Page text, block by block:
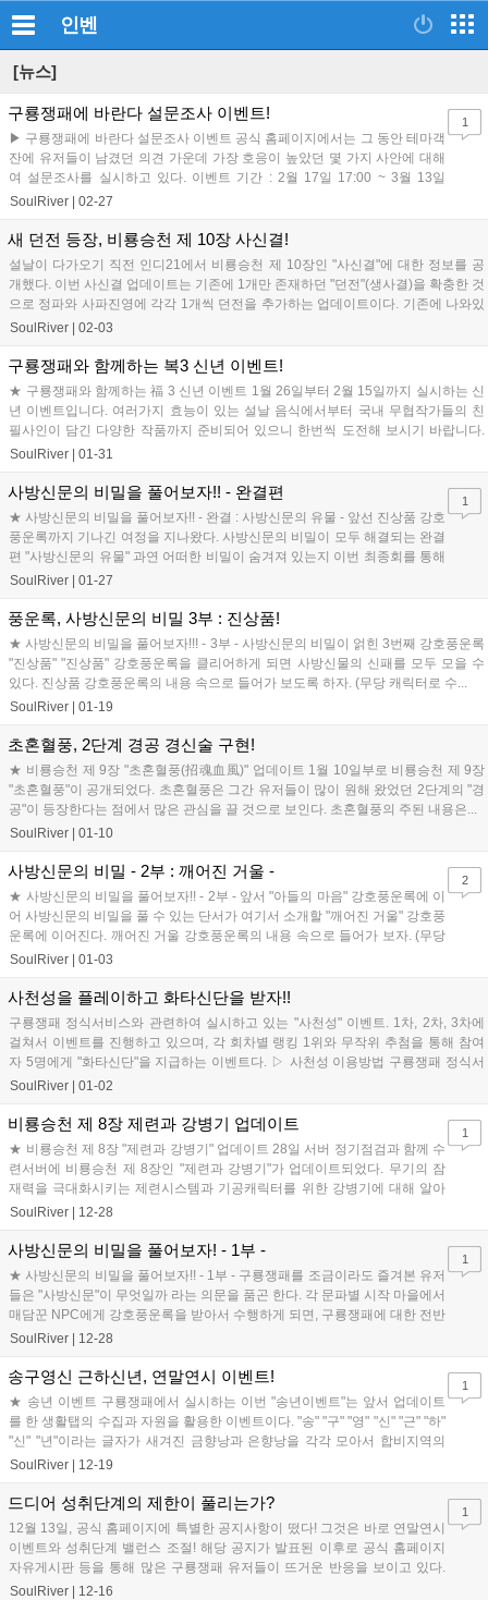
인벤
[뉴스]
구룡쟁패에 바란다 설문조사 이벤트!
▶ 구룡쟁패에 바란다 설문조사 이벤트 공식 홈페이지에서는 그 동안 테마객
잔에 유저들이 남겼던 의견 가운데 가장 호응이 높았던 몇 가지 사안에 대해
여 설문조사를 실시하고 있다. 이벤트 기간 : 2월 17일 17:00 ~ 3월 13일
17:00 당첨자 ...
SoulRiver 02-27
1
새 던전 등장, 비룡승천 제 10장 사신결!
설날이 다가오기 직전 인디21에서 비룡승천 제 10장인 "사신결"에 대한 정보를 공
개했다. 이번 사신결 업데이트는 기존에 1개만 존재하던 "던전"(생사결)을 확충한 것
으로 정파와 사파진영에 각각 1개씩 던전을 추가하는 업데이트이다. 기존에 나와있
던 ...
SoulRiver 02-03
구룡쟁패와 함께하는 복3 신년 이벤트!
★ 구룡쟁패와 함께하는 福 3 신년 이벤트 1월 26일부터 2월 15일까지 실시하는 신
년 이벤트입니다. 여러가지 효능이 있는 설날 음식에서부터 국내 무협작가들의 친
필사인이 담긴 다양한 작품까지 준비되어 있으니 한번씩 도전해 보시기 바랍니다.
구룡쟁패...
SoulRiver 01-31
사방신문의 비밀을 풀어보자!! - 완결편
★ 사방신문의 비밀을 풀어보자!! - 완결 : 사방신문의 유물 - 앞선 진상품 강호
풍운록까지 기나긴 여정을 지나왔다. 사방신문의 비밀이 모두 해결되는 완결
편 "사방신문의 유물" 과연 어떠한 비밀이 숨겨져 있는지 이번 최종회를 통해
서 알아보도록 하자. ...
SoulRiver 01-27
1
풍운록, 사방신문의 비밀 3부 : 진상품!
★ 사방신문의 비밀을 풀어보자!!! - 3부 - 사방신문의 비밀이 얽힌 3번째 강호풍운록
"진상품" "진상품" 강호풍운록을 클리어하게 되면 사방신물의 신패를 모두 모을 수
있다. 진상품 강호풍운록의 내용 속으로 들어가 보도록 하자. (무당 캐릭터로 수...
SoulRiver
01-19
초혼혈풍, 2단계 경공 경신술 구현!
★ 비룡승천 제 9장 "초혼혈풍(招魂血風)" 업데이트 1월 10일부로 비룡승천 제 9장
"초혼혈풍"이 공개되었다. 초혼혈풍은 그간 유저들이 많이 원해 왔었던 2단계의 "경
공"이 등장한다는 점에서 많은 관심을 끌 것으로 보인다. 초혼혈풍의 주된 내용은...
SoulRiver
01-10
사방신문의 비밀 - 2부 : 깨어진 거울 -
★ 사방신문의 비밀을 풀어보자!! - 2부 - 앞서 "아들의 마음" 강호풍운록에 이
어 사방신문의 비밀을 풀 수 있는 단서가 여기서 소개할 "깨어진 거울" 강호풍
운록에 이어진다. 깨어진 거울 강호풍운록의 내용 속으로 들어가 보자. (무당
캐릭터로 수행했...
SoulRiver 01-03
2
사천성을 플레이하고 화타신단을 받자!!
구룡쟁패 정식서비스와 관련하여 실시하고 있는 "사천성" 이벤트. 1차, 2차, 3차에
걸쳐서 이벤트를 진행하고 있으며, 각 회차별 랭킹 1위와 무작위 추첨을 통해 참여
자 5명에게 "화타신단"을 지급하는 이벤트다. ▷ 사천성 이용방법 구룡쟁패 정식서
비...
SoulRiver 01-02
비룡승천 제 8장 제련과 강병기 업데이트
★ 비룡승천 제 8장 "제련과 강병기" 업데이트 28일 서버 정기점검과 함께 수
련서버에 비룡승천 제 8장인 "제련과 강병기"가 업데이트되었다. 무기의 잠
재력을 극대화시키는 제련시스템과 기공캐릭터를 위한 강병기에 대해 알아
보도록 하자. ▶ 제련이란? ...
SoulRiver 12-28
1
사방신문의 비밀을 풀어보자! - 1부 -
★ 사방신문의 비밀을 풀어보자!! - 1부 - 구룡쟁패를 조금이라도 즐겨본 유저
들은 "사방신문"이 무엇일까 라는 의문을 품곤 한다. 각 문파별 시작 마을에서
매담꾼 NPC에게 강호풍운록을 받아서 수행하게 되면, 구룡쟁패에 대한 전반
적인 시대흐름과 사방...
SoulRiver 12-28
1
송구영신 근하신년, 연말연시 이벤트!
★ 송년 이벤트 구룡쟁패에서 실시하는 이번 "송년이벤트"는 앞서 업데이트
를 한 생활탭의 수집과 자원을 활용한 이벤트이다. "송" "구" "영" "신" "근" "하"
"신" "년"이라는 글자가 새겨진 금향낭과 은향낭을 각각 모아서 합비지역의
NPC에게 ...
SoulRiver 12-19
1
드디어 성취단계의 제한이 풀리는가?
12월 13일, 공식 홈페이지에 특별한 공지사항이 떴다! 그것은 바로 연말연시
이벤트와 성취단계 밸런스 조절! 해당 공지가 발표된 이후로 공식 홈페이지
자유게시판 등을 통해 많은 구룡쟁패 유저들이 뜨거운 반응을 보이고 있다.
또한 14일 발표된 공지사...
SoulRiver 12-16
1